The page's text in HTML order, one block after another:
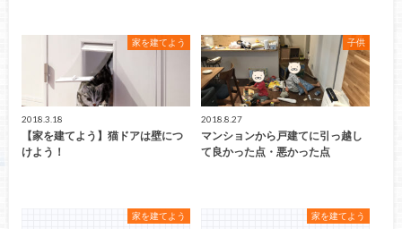
家を建てよう
2018.3.18
【家を建てよう】猫ドアは壁につ
けよう！
子供
2018.8.27
マンションから戸建てに引っ越し
て良かった点・悪かった点
家を建てよう 家を建てよう